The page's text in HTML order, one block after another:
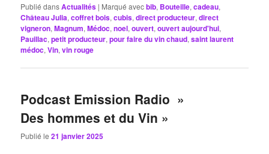
Publié dansActualités | Marqué avecbib, Bouteille,cadeau,
Château Julia,coffret bois,cubis,direct producteur,direct
vigneron,Magnum,Médoc,noel,ouvert,ouvert aujourd'hui,
Pauillac,petit producteur,pour faire du vin chaud,saint laurent
médoc,Vin,vin rouge
Podcast Emission Radio »
Des hommes et du Vin »
Publié le21 janvier 2025